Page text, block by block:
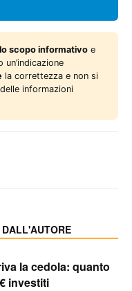
scopo informativo e
la correttezza e non si
informazioni
la cedola: quanto
investiti